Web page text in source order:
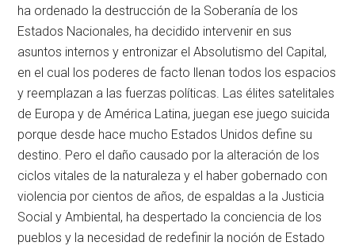
ha ordenado la destrucción de la Soberanía de los
Estados Nacionales, ha decidido intervenir en sus
asuntos internos y entronizar el Absolutismo del Capital,
en el cual los poderes de facto llenan todos los espacios
y reemplazan a las fuerzas políticas. Las élites satelitales
de Europa y de América Latina, juegan ese juego suicida
porque desde hace mucho Estados Unidos define su
destino. Pero el daño causado por la alteración de los
ciclos vitales de la naturaleza y el haber gobernado con
violencia por cientos de años, de espaldas a la Justicia
Social y Ambiental, ha despertado la conciencia de los
pueblos y la necesidad de redefinir la noción de Estado